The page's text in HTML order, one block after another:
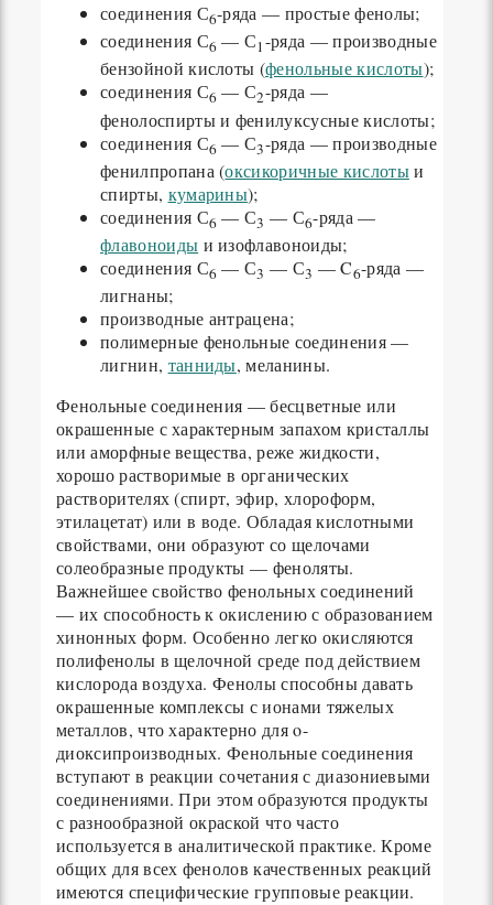
соединения С6-ряда — простые фенолы;
соединения С6 — С1-ряда — производные
бензойной кислоты (фенольные кислоты);
соединения С6 — С2-ряда —
фенолоспирты и фенилуксусные кислоты;
соединения С6 — С3-ряда — производные
фенилпропана (оксикоричные кислотыи
спирты, кумарины);
соединения С6 — С3 — С6-ряда —
флавоноиды и изофлавоноиды;
соединения С6 — С3 — С3 — C6-ряда —
лигнаны;
производные антрацена;
полимерные фенольные соединения —
лигнин, танниды, меланины.
Фенольные соединения — бесцветные или
окрашенные с характерным запахом кристаллы
или аморфные вещества, реже жидкости,
хорошо растворимые в органических
растворителях (спирт, эфир, хлороформ,
этилацетат) или в воде. Обладая кислотными
свойствами, они образуют со щелочами
солеобразные продукты — феноляты.
Важнейшее свойство фенольных соединений
— их способность к окислению с образованием
хинонных форм. Особенно легко окисляются
полифенолы в щелочной среде под действием
кислорода воздуха. Фенолы способны давать
окрашенные комплексы с ионами тяжелых
металлов, что характерно для o-
диоксипроизводных. Фенольные соединения
вступают в реакции сочетания с диазониевыми
соединениями. При этом образуются продукты
с разнообразной окраской что часто
используется в аналитической практике. Кроме
общих для всех фенолов качественных реакций
имеются специфические групповые реакции.